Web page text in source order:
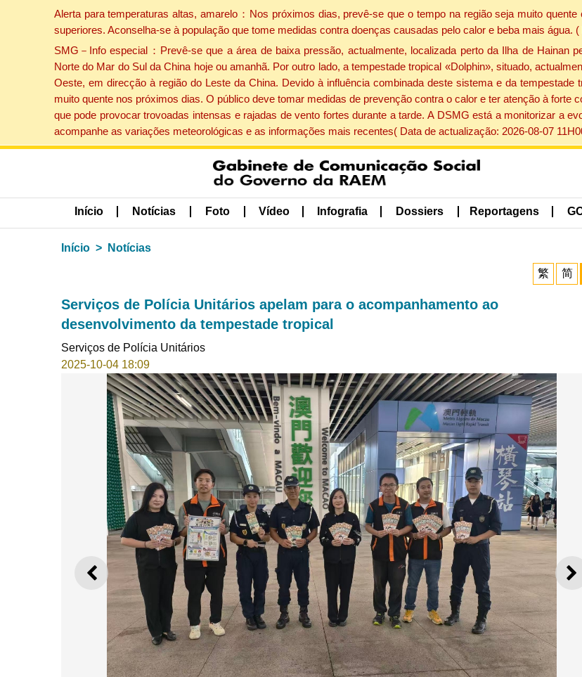
Alerta para temperaturas altas, amarelo：Nos próximos dias, prevê-se que o tempo na região seja muito
superiores. Aconselha-se à população que tome medidas contra doenças causadas pelo calor e beba mais água.
SMG－Info especial：Prevê-se que a área de baixa pressão, actualmente, localizada perto da Ilha de Hainan
Norte do Mar do Sul da China hoje ou amanhã. Por outro lado, a tempestade tropical «Dolphin», situado,
Oeste, em direcção à região do Leste da China. Devido à influência combinada deste sistema e da tempestade
muito quente nos próximos dias. O público deve tomar medidas de prevenção contra o calor e ter atenção à forte
que pode provocar trovoadas intensas e rajadas de vento fortes durante a tarde. A DSMG está a monitorizar a
acompanhe as variações meteorológicas e as informações mais recentes( Data de actualização: 2026-08-07
Início Notícias Foto Vídeo Infografia Dossiers Reportagens
Início Notícias
繁 简
Serviços de Polícia Unitários apelam para o acompanhamento ao
desenvolvimento da tempestade tropical
Serviços de Polícia Unitários
2025-10-04 18:09
ANTERIOR